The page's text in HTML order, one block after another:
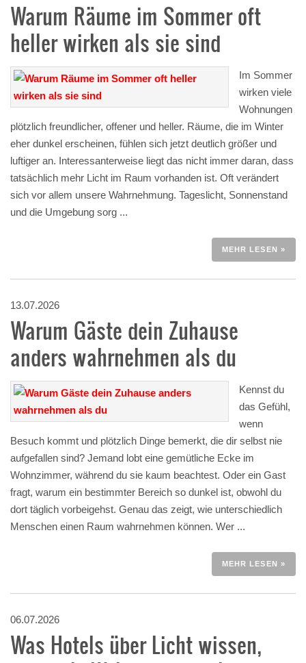
Warum Räume im Sommer oft
heller wirken als sie sind
Im Sommer
wirken viele
Wohnungen
plötzlich freundlicher, offener und heller. Räume, die im Winter
eher dunkel erscheinen, fühlen sich jetzt deutlich größer und
luftiger an. Interessanterweise liegt das nicht immer daran, dass
tatsächlich mehr Licht im Raum vorhanden ist. Oft verändert
sich vor allem unsere Wahrnehmung. Tageslicht, Sonnenstand
und die Umgebung sorg ...
MEHR LESEN »
13.07.2026
Warum Gäste dein Zuhause
anders wahrnehmen als du
Kennst du
das Gefühl,
wenn
Besuch kommt und plötzlich Dinge bemerkt, die dir selbst nie
aufgefallen sind? Jemand lobt eine gemütliche Ecke im
Wohnzimmer, während du sie kaum beachtest. Oder ein Gast
fragt, warum ein bestimmter Bereich so dunkel ist, obwohl du
dort täglich vorbeigehst. Genau das zeigt, wie unterschiedlich
Menschen einen Raum wahrnehmen können. Wer ...
MEHR LESEN »
06.07.2026
Was Hotels über Licht wissen,